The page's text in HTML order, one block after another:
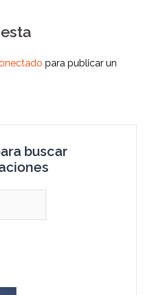
para publicar un
buscar